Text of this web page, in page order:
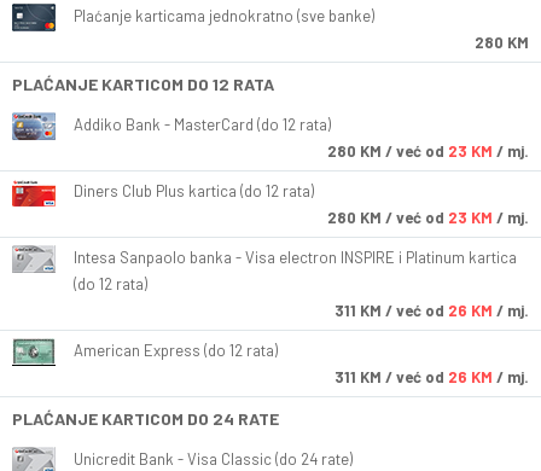
Plaćanje karticama jednokratno (sve banke)
280 KM
PLAĆANJE KARTICOM DO 12 RATA
Addiko Bank - MasterCard (do 12 rata)
280 KM / već od 23 KM / mj.
Diners Club Plus kartica (do 12 rata)
280 KM / već od 23 KM / mj.
Intesa Sanpaolo banka - Visa electron INSPIRE i Platinum kartica
(do 12 rata)
311 KM / već od 26 KM / mj.
American Express (do 12 rata)
311 KM / već od 26 KM / mj.
PLAĆANJE KARTICOM DO 24 RATE
Unicredit Bank - Visa Classic (do 24 rate)